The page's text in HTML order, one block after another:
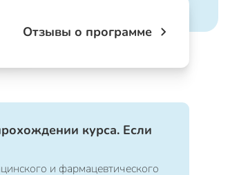
Отзывы о программе
курса. Если
и фармацевтического